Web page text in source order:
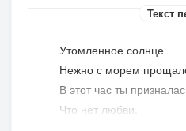
Текст
Утомленное солнце
Hежно с морем
В этот час ты
Что нет любви.